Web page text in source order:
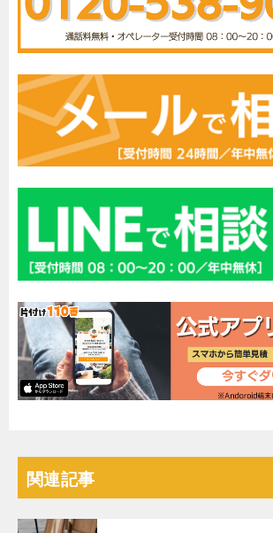
関連記事